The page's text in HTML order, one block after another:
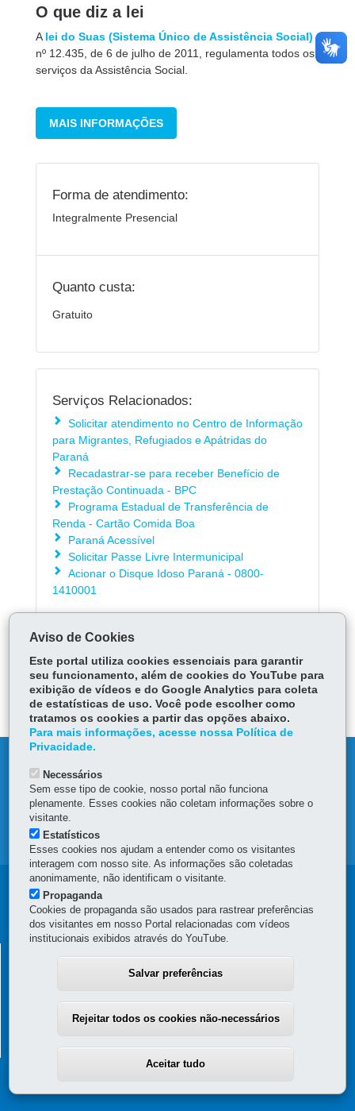
O que diz a lei
A lei do Suas (Sistema Único de Assistência Social)
nº 12.435, de 6 de julho de 2011, regulamenta todos os
serviços da Assistência Social.
MAIS INFORMAÇÕES
Forma de atendimento:
Integralmente Presencial
Quanto custa:
Gratuito
Serviços Relacionados:
Solicitar atendimento no Centro de Informação
para Migrantes, Refugiados e Apátridas do
Paraná
Recadastrar-se para receber Benefício de
Prestação Continuada - BPC
Programa Estadual de Transferência de
Renda - Cartão Comida Boa
Paraná Acessível
Solicitar Passe Livre Intermunicipal
Acionar o Disque Idoso Paraná - 0800-
1410001
LOCAIS DE ATENDIMENTO
ÓRGÃO RESPONSÁVEL
DEIXE SUA OPINIÃO
MAPA DO SITE
OUVIDORIA
Navegação
Principal
SUDIS
INTERAÇÃO SOCIAL
Curitiba-PR MAPA
Aviso de Cookies
Este portal utiliza cookies essenciais para garantir
seu funcionamento, além de cookies do YouTube para
exibição de vídeos e do Google Analytics para coleta
de estatísticas de uso. Você pode escolher como
tratamos os cookies a partir das opções abaixo.
Para mais informações, acesse nossa Política de
Privacidade.
Necessários
Sem esse tipo de cookie, nosso portal não funciona
plenamente. Esses cookies não coletam informações sobre o
visitante.
Estatísticos
Esses cookies nos ajudam a entender como os visitantes
interagem com nosso site. As informações são coletadas
anonimamente, não identificam o visitante.
Propaganda
Cookies de propaganda são usados para rastrear preferências
dos visitantes em nosso Portal relacionadas com vídeos
institucionais exibidos através do YouTube.
Salvar preferências
Rejeitar todos os cookies não-necessários
Aceitar tudo